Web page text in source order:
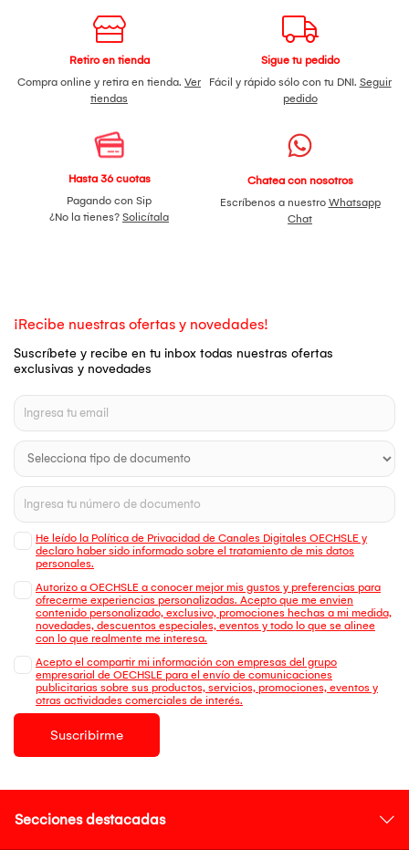
Retiro en tienda
Compra online y retira en tienda. Ver
tiendas
Sigue tu pedido
Fácil y rápido sólo con tu DNI. Seguir
pedido
Hasta 36 cuotas
Pagando con Sip
¿No la tienes? Solicítala
Chatea con nosotros
Escríbenos a nuestro Whatsapp
Chat
¡Recibe nuestras ofertas y novedades!
Suscríbete y recibe en tu inbox todas nuestras ofertas
exclusivas y novedades
He leído la Política de Privacidad de Canales Digitales OECHSLE y
declaro haber sido informado sobre el tratamiento de mis datos
personales.
Autorizo a OECHSLE a conocer mejor mis gustos y preferencias para
ofrecerme experiencias personalizadas. Acepto que me envien
contenido personalizado, exclusivo, promociones hechas a mi medida,
novedades, descuentos especiales, eventos y todo lo que se alinee
con lo que realmente me interesa.
Acepto el compartir mi información con empresas del grupo
empresarial de OECHSLE para el envío de comunicaciones
publicitarias sobre sus productos, servicios, promociones, eventos y
otras actividades comerciales de interés.
Suscribirme
Secciones destacadas